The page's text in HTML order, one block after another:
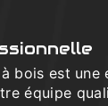
bois est
équipe